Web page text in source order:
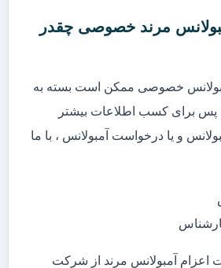
مرند خصوصی چقدر
خصوصی ممکن است بسته به
پس برای کسب اطلاعات بیشتر
و یا درخواست آمبولانس ، با ما
اعزام آمبولانس مرند از شرکت